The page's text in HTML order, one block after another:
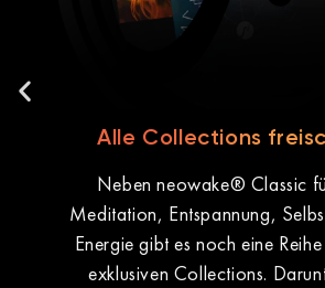
Alle Collections
Neben neowake® Classic
Meditation, Entspannung,
Energie gibt es noch eine
exklusiven Collections.